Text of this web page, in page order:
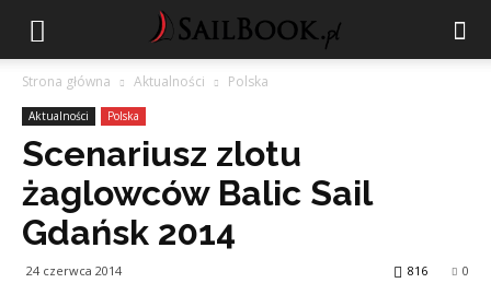
Strona główna Aktualności Polska
Aktualności Polska
Scenariusz zlotu
żaglowców Balic Sail
Gdańsk 2014
24 czerwca 2014 0
816